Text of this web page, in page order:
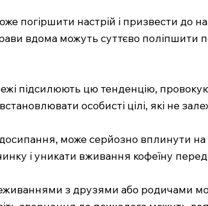
погіршити настрій і призвести до
вдома можуть суттєво
підсилюють цю тенденцію,
особисті цілі, які не
може серйозно вплинути на
і уникати вживання кофеїну
з друзями або родичами